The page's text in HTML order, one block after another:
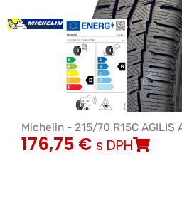
Michelin - 215/70 R15C AGILIS
176,75 € s DPH